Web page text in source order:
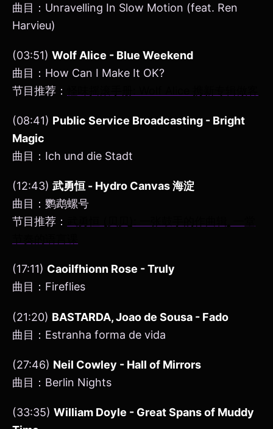
曲目：Unravelling In Slow Motion (feat. Ren
Harvieu)
(03:51) Wolf Alice - Blue Weekend
曲目：How Can I Make It OK?
节目推荐：
(08:41) Public Service Broadcasting - Bright
Magic
曲目：Ich und die Stadt
(12:43) 武勇恒 - Hydro Canvas 海淀
曲目：鹦鹉螺号
节目推荐：
(17:11) Caoilfhionn Rose - Truly
曲目：Fireflies
(21:20) BASTARDA, Joao de Sousa - Fado
曲目：Estranha forma de vida
(27:46) Neil Cowley - Hall of Mirrors
曲目：Berlin Nights
(33:35) William Doyle - Great Spans of Muddy